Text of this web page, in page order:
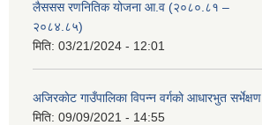
लैससस रणनितिक योजना आ.व (२०८०.८१ –
२०८४.८५)
मिति: 03/21/2024 - 12:01
अजिरकाेट गाउँपालिका विपन्न वर्गकाे आधारभुत सर्भेक्षण
मिति: 09/09/2021 - 14:55